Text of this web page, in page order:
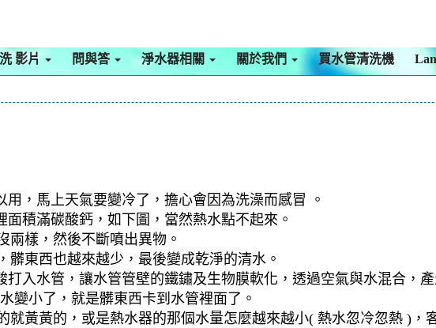
影片 問與答 淨水器相關 關於我們 買水管清洗機
，馬上天氣要變冷了，擔心會因為洗澡而感冒 。
面積滿碳酸鈣，如下圖，當然熱水點不起來。
兩樣，然後不斷噴出異物。
東西也越來越少，最後變成乾淨的清水。
入水管，讓水管管壁的鐵鏽及生物膜軟化，透過空氣與水混合，
變小了，就是髒東西卡到水管裡面了。
黃黃的，或是熱水器的那個水量怎麼越來越小( 熱水忽冷忽熱 )，